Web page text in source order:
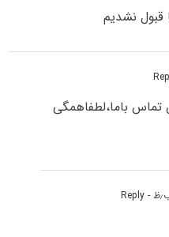
قبول نشدیم
باما،لطفاهمگی
- Reply